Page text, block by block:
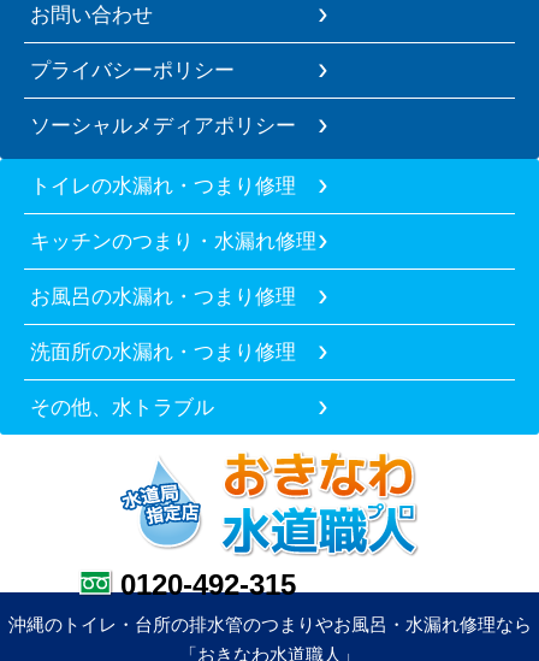
お問い合わせ
プライバシーポリシー
ソーシャルメディアポリシー
トイレの水漏れ・つまり修理
キッチンのつまり・水漏れ修理
お風呂の水漏れ・つまり修理
洗面所の水漏れ・つまり修理
その他、水トラブル
0120-492-315
沖縄のトイレ・台所の排水管のつまりやお風呂・水漏れ修理なら
「おきなわ水道職人」